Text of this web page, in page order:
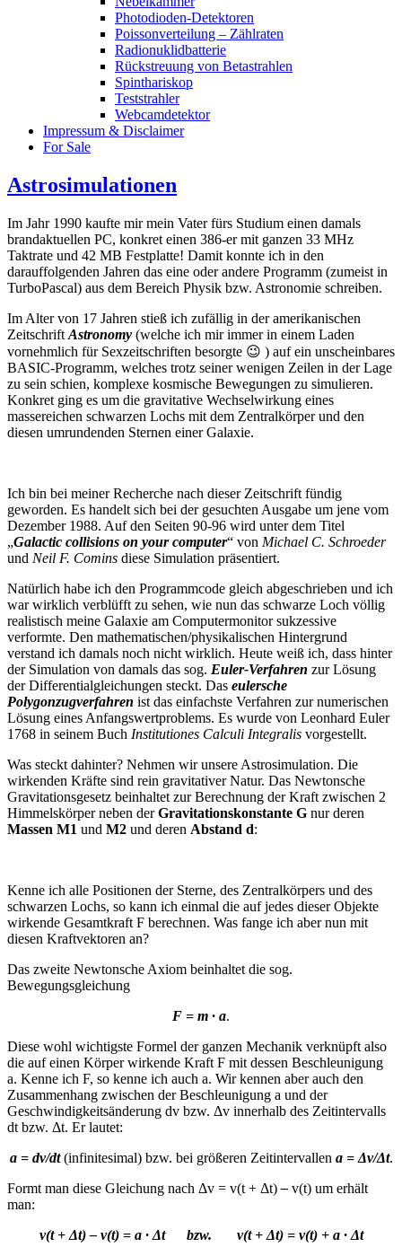
Photodioden-Detektoren
Poissonverteilung – Zählraten
Radionuklidbatterie
Rückstreuung von Betastrahlen
Spinthariskop
Teststrahler
Webcamdetektor
Impressum & Disclaimer
For Sale
Astrosimulationen
Im Jahr 1990 kaufte mir mein Vater fürs Studium einen damals
brandaktuellen PC, konkret einen 386-er mit ganzen 33 MHz
Taktrate und 42 MB Festplatte! Damit konnte ich in den
darauffolgenden Jahren das eine oder andere Programm (zumeist in
TurboPascal) aus dem Bereich Physik bzw. Astronomie schreiben.
Im Alter von 17 Jahren stieß ich zufällig in der amerikanischen
Zeitschrift Astronomy (welche ich mir immer in einem Laden
vornehmlich für Sexzeitschriften besorgte 😉 ) auf ein unscheinbares
BASIC-Programm, welches trotz seiner wenigen Zeilen in der Lage
zu sein schien, komplexe kosmische Bewegungen zu simulieren.
Konkret ging es um die gravitative Wechselwirkung eines
massereichen schwarzen Lochs mit dem Zentralkörper und den
diesen umrundenden Sternen einer Galaxie.
Ich bin bei meiner Recherche nach dieser Zeitschrift fündig
geworden. Es handelt sich bei der gesuchten Ausgabe um jene vom
Dezember 1988. Auf den Seiten 90-96 wird unter dem Titel
„Galactic collisions on your computer“ von Michael C. Schroeder
und Neil F. Comins diese Simulation präsentiert.
Natürlich habe ich den Programmcode gleich abgeschrieben und ich
war wirklich verblüfft zu sehen, wie nun das schwarze Loch völlig
realistisch meine Galaxie am Computermonitor sukzessive
verformte. Den mathematischen/physikalischen Hintergrund
verstand ich damals noch nicht wirklich. Heute weiß ich, dass hinter
der Simulation von damals das sog. Euler-Verfahren zur Lösung
der Differentialgleichungen steckt. Das eulersche
Polygonzugverfahren ist das einfachste Verfahren zur numerischen
Lösung eines Anfangswertproblems. Es wurde von Leonhard Euler
1768 in seinem Buch Institutiones Calculi Integralis vorgestellt.
Was steckt dahinter? Nehmen wir unsere Astrosimulation. Die
wirkenden Kräfte sind rein gravitativer Natur. Das Newtonsche
Gravitationsgesetz beinhaltet zur Berechnung der Kraft zwischen 2
Himmelskörper neben derGravitationskonstante G nur deren
Massen M1 und M2 und deren Abstand d:
Kenne ich alle Positionen der Sterne, des Zentralkörpers und des
schwarzen Lochs, so kann ich einmal die auf jedes dieser Objekte
wirkende Gesamtkraft F berechnen. Was fange ich aber nun mit
diesen Kraftvektoren an?
Das zweite Newtonsche Axiom beinhaltet die sog.
Bewegungsgleichung
F = m · a.
Diese wohl wichtigste Formel der ganzen Mechanik verknüpft also
die auf einen Körper wirkende Kraft F mit dessen Beschleunigung
a. Kenne ich F, so kenne ich auch a. Wir kennen aber auch den
Zusammenhang zwischen der Beschleunigung a und der
Geschwindigkeitsänderung dv bzw. Δv innerhalb des Zeitintervalls
dt bzw. Δt. Er lautet:
a = dv/dt(infinitesimal) bzw. bei größeren Zeitintervallen a = Δv/Δt.
Formt man diese Gleichung nach Δv = v(t + Δt)– v(t) um erhält
man:
v(t + Δt) – v(t) = a · Δt bzw. v(t + Δt) = v(t) + a · Δt